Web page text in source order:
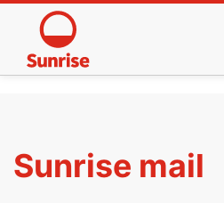
Sunrise mail